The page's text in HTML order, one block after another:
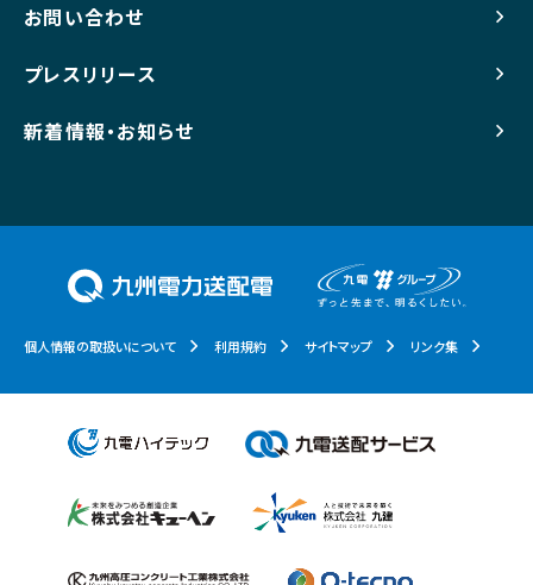
お問い合わせ
プレスリリース
新着情報・お知らせ
個人情報の取扱いについて 利用規約 サイトマップ リンク集